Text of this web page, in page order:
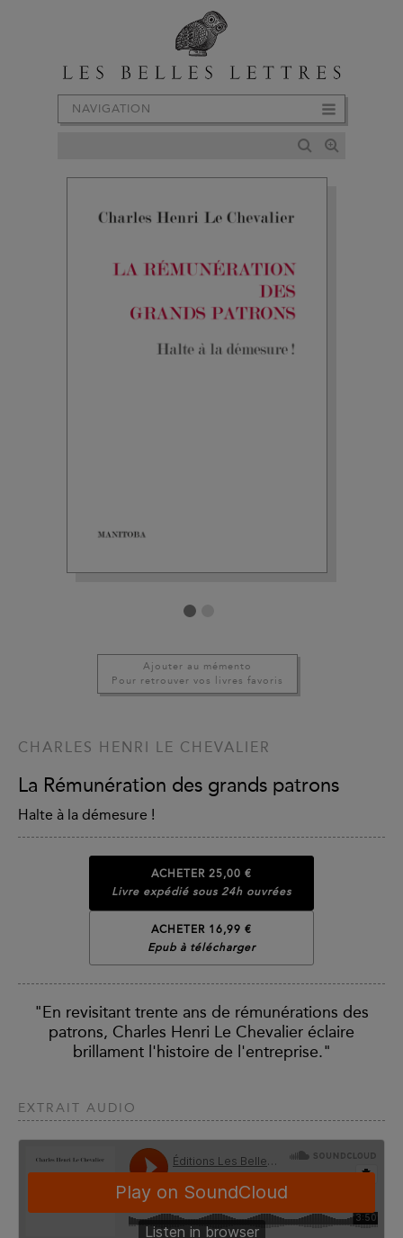
NAVIGATION
Ajouter au mémento
Pour retrouver vos livres favoris
CHARLES HENRI LE CHEVALIER
La Rémunération des grands patrons
Halte à la démesure !
ACHETER 25,00 €
Livre expédié sous 24h ouvrées
ACHETER 16,99 €
Epub à télécharger
"En revisitant trente ans de rémunérations des
patrons, Charles Henri Le Chevalier éclaire
brillament l'histoire de l'entreprise."
EXTRAIT AUDIO